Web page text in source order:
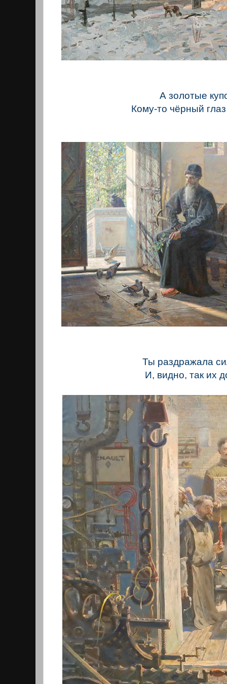
А золотые
Кому-то чёрный
Ты раздражала
И, видно, так их